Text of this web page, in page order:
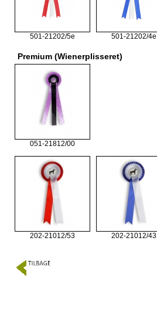
501-21202/5e 501-21202/4e
Premium (Wienerplisseret)
051-21812/00
202-21012/53 202-21012/43